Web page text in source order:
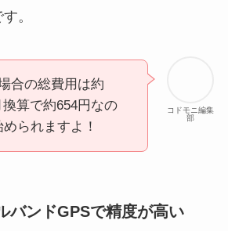
。
コドモニ編集
部
合の総費用は約
算で約654円なの
られますよ！
ンドGPSで精度が高い